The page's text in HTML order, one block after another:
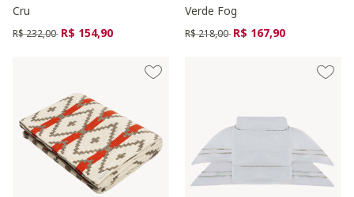
Cru
Preço reduzido de
R$ 232,00 para
R$ 154,90
Verde Fog
Preço reduzido de
R$ 218,00 para
R$ 167,90